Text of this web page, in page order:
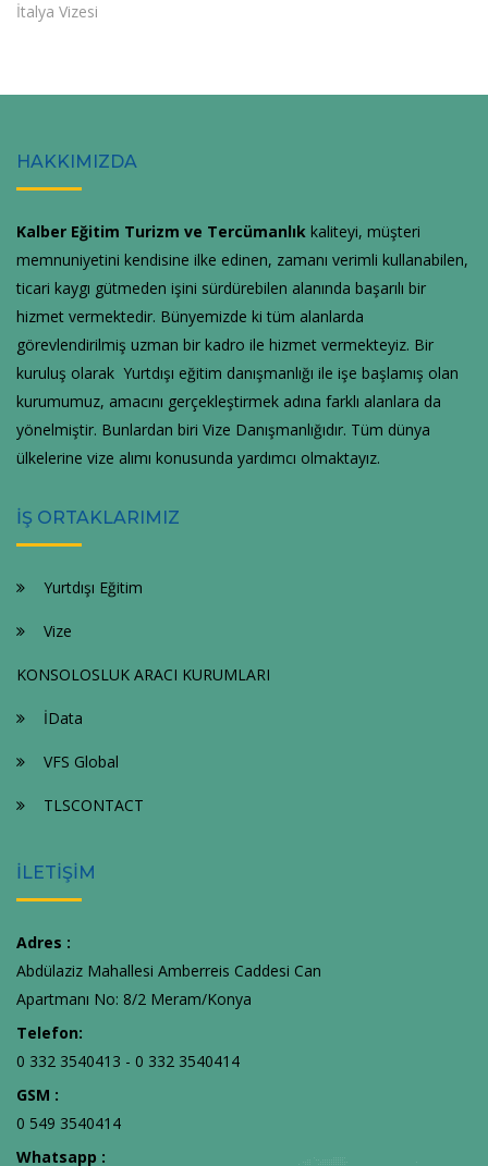
İtalya Vizesi
HAKKIMIZDA
Kalber Eğitim Turizm ve Tercümanlık kaliteyi, müşteri
memnuniyetini kendisine ilke edinen, zamanı verimli kullanabilen,
ticari kaygı gütmeden işini sürdürebilen alanında başarılı bir
hizmet vermektedir. Bünyemizde ki tüm alanlarda
görevlendirilmiş uzman bir kadro ile hizmet vermekteyiz. Bir
kuruluş olarak Yurtdışı eğitim danışmanlığı ile işe başlamış olan
kurumumuz, amacını gerçekleştirmek adına farklı alanlara da
yönelmiştir. Bunlardan biri Vize Danışmanlığıdır. Tüm dünya
ülkelerine vize alımı konusunda yardımcı olmaktayız.
İŞ ORTAKLARIMIZ
Yurtdışı Eğitim
Vize
KONSOLOSLUK ARACI KURUMLARI
İData
VFS Global
TLSCONTACT
İLETİŞİM
Adres :
Abdülaziz Mahallesi Amberreis Caddesi Can
Apartmanı No: 8/2 Meram/Konya
Telefon:
0 332 3540413 - 0 332 3540414
GSM :
0 549 3540414
Whatsapp :